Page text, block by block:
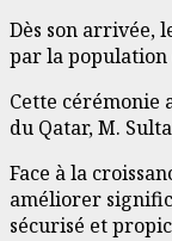
Dès son arrivée,
par la population
Cette cérémonie
du Qatar, M.
Face à la
améliorer
sécurisé et